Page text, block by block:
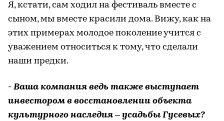
Я, кстати, сам ходил на фестиваль вместе с
сыном, мы вместе красили дома. Вижу, как на
этих примерах молодое поколение учится с
уважением относиться к тому, что сделали
наши предки.
- Ваша компания ведь также выступает
инвестором в восстановлении объекта
культурного наследия – усадьбы Гусевых?